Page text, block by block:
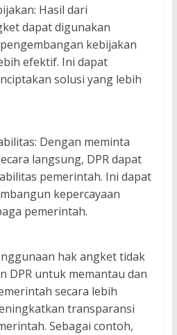
Hasil dari
dapat digunakan
kebijakan
efektif. Ini dapat
solusi yang lebih
Dengan meminta
langsung, DPR dapat
pemerintah. Ini dapat
kepercayaan
pemerintah.
hak angket tidak
DPR untuk memantau dan
secara lebih
transparansi
Sebagai contoh,